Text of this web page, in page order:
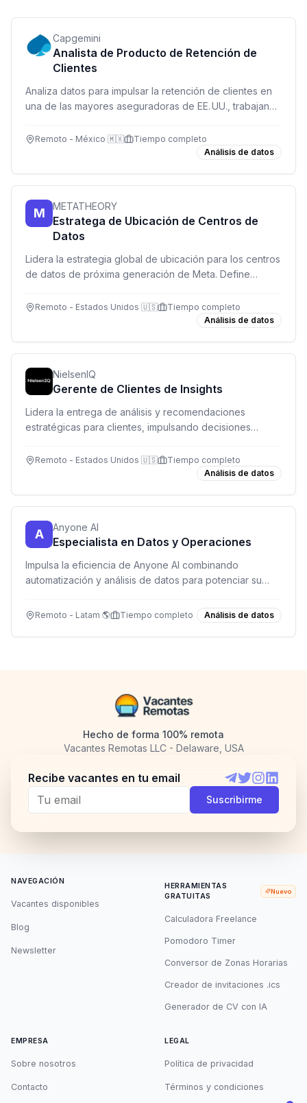
Capgemini
Analista de Producto de Retención de
Clientes
Analiza datos para impulsar la retención de clientes en
una de las mayores aseguradoras de EE. UU., trabajando
Remoto - México 🇲🇽
Tiempo completo
Análisis de datos
M METATHEORY
Estratega de Ubicación de Centros de
Datos
Lidera la estrategia global de ubicación para los centros
de datos de próxima generación de Meta. Define
millones de usuarios.
Remoto - Estados Unidos 🇺🇸
Tiempo completo
Análisis de datos
NielsenIQ
Gerente de Clientes de Insights
Lidera la entrega de análisis y recomendaciones
estratégicas para clientes, impulsando decisiones
Remoto - Estados Unidos 🇺🇸
Tiempo completo
Análisis de datos
A Anyone AI
Especialista en Datos y Operaciones
Impulsa la eficiencia de Anyone AI combinando
automatización y análisis de datos para potenciar su
Remoto - Latam 🌎 Tiempo completo Análisis de datos
Hecho de forma 100% remota
Vacantes Remotas LLC - Delaware, USA
Recibe vacantes en tu email
Telegram
TwitterInstagram
Suscribirme
NAVEGACIÓN
Vacantes disponibles
Blog
Newsletter
HERRAMIENTAS
GRATUITAS
Nuevo
Calculadora Freelance
Pomodoro Timer
Conversor de Zonas Horarias
Creador de invitaciones .ics
Generador de CV con IA
EMPRESA
Sobre nosotros
Contacto
LEGAL
Política de privacidad
Términos y condiciones